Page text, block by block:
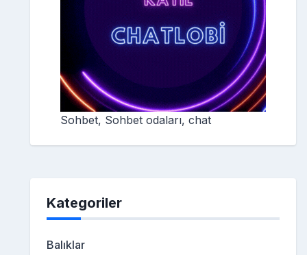
Sohbet, Sohbet odaları, chat
Kategoriler
Balıklar